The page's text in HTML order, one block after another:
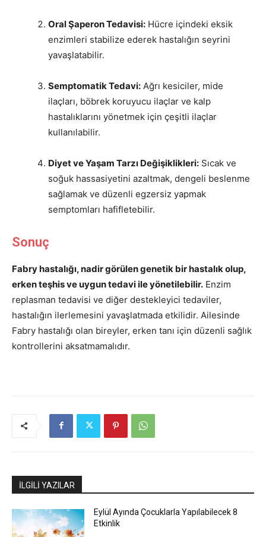
Oral Şaperon Tedavisi: Hücre içindeki eksik
enzimleri stabilize ederek hastalığın seyrini
yavaşlatabilir.
Semptomatik Tedavi: Ağrı kesiciler, mide
ilaçları, böbrek koruyucu ilaçlar ve kalp
hastalıklarını yönetmek için çeşitli ilaçlar
kullanılabilir.
Diyet ve Yaşam Tarzı Değişiklikleri: Sıcak ve
soğuk hassasiyetini azaltmak, dengeli beslenme
sağlamak ve düzenli egzersiz yapmak
semptomları hafifletebilir.
Sonuç
Fabry hastalığı, nadir görülen genetik bir hastalık olup,
erken teşhis ve uygun tedavi ile yönetilebilir. Enzim
replasman tedavisi ve diğer destekleyici tedaviler,
hastalığın ilerlemesini yavaşlatmada etkilidir. Ailesinde
Fabry hastalığı olan bireyler, erken tanı için düzenli sağlık
kontrollerini aksatmamalıdır.
İLGİLİ YAZILAR
Eylül Ayında Çocuklarla Yapılabilecek 8
Etkinlik